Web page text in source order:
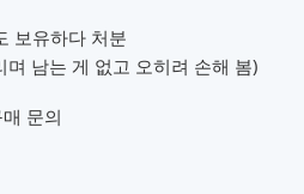
보유하다 처분
남는 게 없고 오히려 손해 봄)
문의